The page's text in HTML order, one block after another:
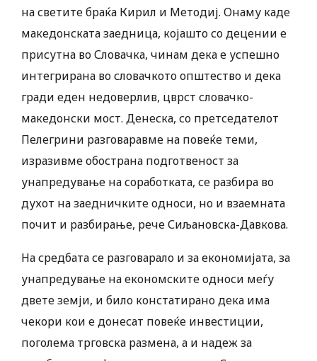
на светите браќа Кирил и Методиј. Онаму каде
македонската заедница, којашто со децении е
присутна во Словачка, чинам дека е успешно
интегрирана во словачкото општество и дека
гради еден недоверлив, цврст словачко-
македонски мост. ​Денеска, со претседателот
Пелегрини разговаравме на повеќе теми,
изразивме обострана подготвеност за
унапредување на соработката, се разбира во
духот на заедничките односи, но и взаемната
почит и разбирање, рече Сиљановска-Давкова.
На средбата се разговарало и за економијата, за
унапредување на економските односи меѓу
двете земји, и било констатирано дека има
чекори кои е донесат повеќе инвестиции,
поголема трговска размена, а и надеж за